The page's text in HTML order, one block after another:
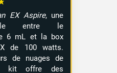
EX Aspire, une
entre le
6 mL et la box
de 100 watts.
de nuages de
kit offre des